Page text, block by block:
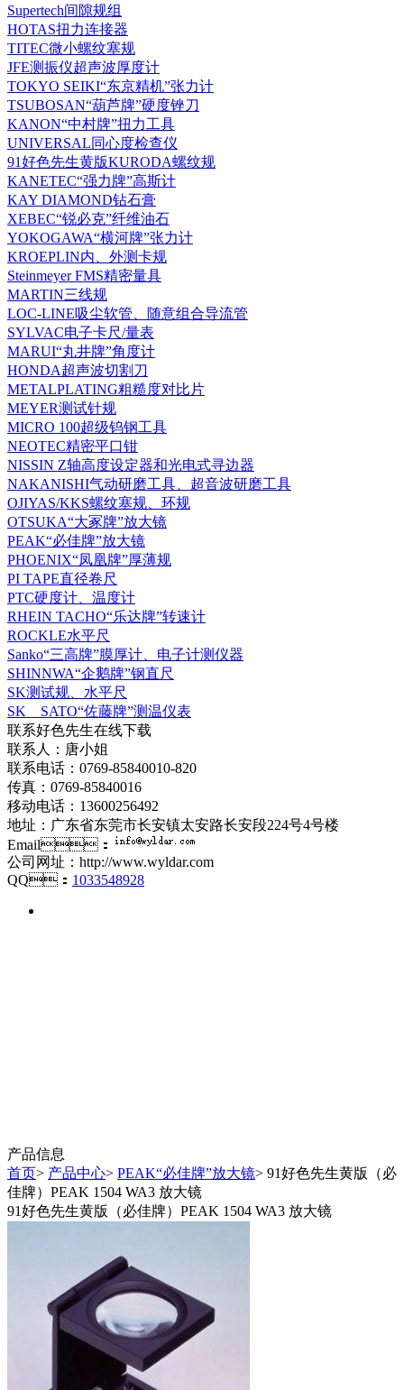
Supertech间隙规组
HOTAS扭力连接器
TITEC微小螺纹塞规
JFE测振仪超声波厚度计
TOKYO SEIKI“东京精机”张力计
TSUBOSAN“葫芦牌”硬度锉刀
KANON“中村牌”扭力工具
UNIVERSAL同心度检查仪
91好色先生黄版KURODA螺纹规
KANETEC“强力牌”高斯计
KAY DIAMOND钻石膏
XEBEC“锐必克”纤维油石
YOKOGAWA“横河牌”张力计
KROEPLIN内、外测卡规
Steinmeyer FMS精密量具
MARTIN三线规
LOC-LINE吸尘软管、随意组合导流管
SYLVAC电子卡尺/量表
MARUI“丸井牌”角度计
HONDA超声波切割刀
METALPLATING粗糙度对比片
MEYER测试针规
MICRO 100超级钨钢工具
NEOTEC精密平口钳
NISSIN Z轴高度设定器和光电式寻边器
NAKANISHI气动研磨工具、超音波研磨工具
OJIYAS/KKS螺纹塞规、环规
OTSUKA“大冢牌”放大镜
PEAK“必佳牌”放大镜
PHOENIX“凤凰牌”厚薄规
PI TAPE直径卷尺
PTC硬度计、温度计
RHEIN TACHO“乐达牌”转速计
ROCKLE水平尺
Sanko“三高牌”膜厚计、电子计测仪器
SHINNWA“企鹅牌”钢直尺
SK测试规、水平尺
SK SATO“佐藤牌”测温仪表
联系好色先生在线下载
联系人：唐小姐
联系电话：0769-85840010-820
传真：0769-85840016
移动电话：13600256492
地址：广东省东莞市长安镇太安路长安段224号4号楼
Email：
公司网址：http://www.wyldar.com
QQ： 1033548928
产品信息
首页> 产品中心> PEAK“必佳牌”放大镜> 91好色先生黄版（必
佳牌）PEAK 1504 WA3 放大镜
91好色先生黄版（必佳牌）PEAK 1504 WA3 放大镜